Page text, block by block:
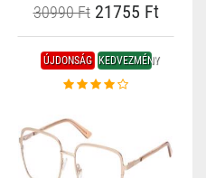
30990 Ft21755 Ft
ÚJDONSÁG KEDVEZMÉNY